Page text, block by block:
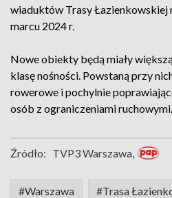
wiaduktów Trasy Łazienkowskiej
marcu 2024 r.
Nowe obiekty będą miały
klasę nośności. Powstaną przy
rowerowe i pochylnie
osób z ograniczeniami ruchowymi.
Źródło: TVP3 Warszawa,
#Warszawa #Trasa